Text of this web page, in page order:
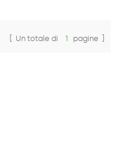
[ Un totale di 1 pagine ]